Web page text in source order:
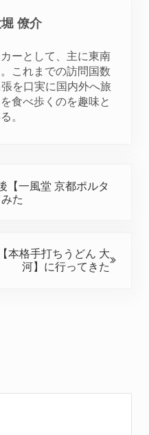
e
r
e
s
t
e
d
n
僚介
ーとして、主に東南
これまでの訪問国数
を口実に国内外へ旅
食べ歩くのを趣味と
。
【一風堂 京都ポルタ
た
本格手打ちうどん 大
河】に行ってきた